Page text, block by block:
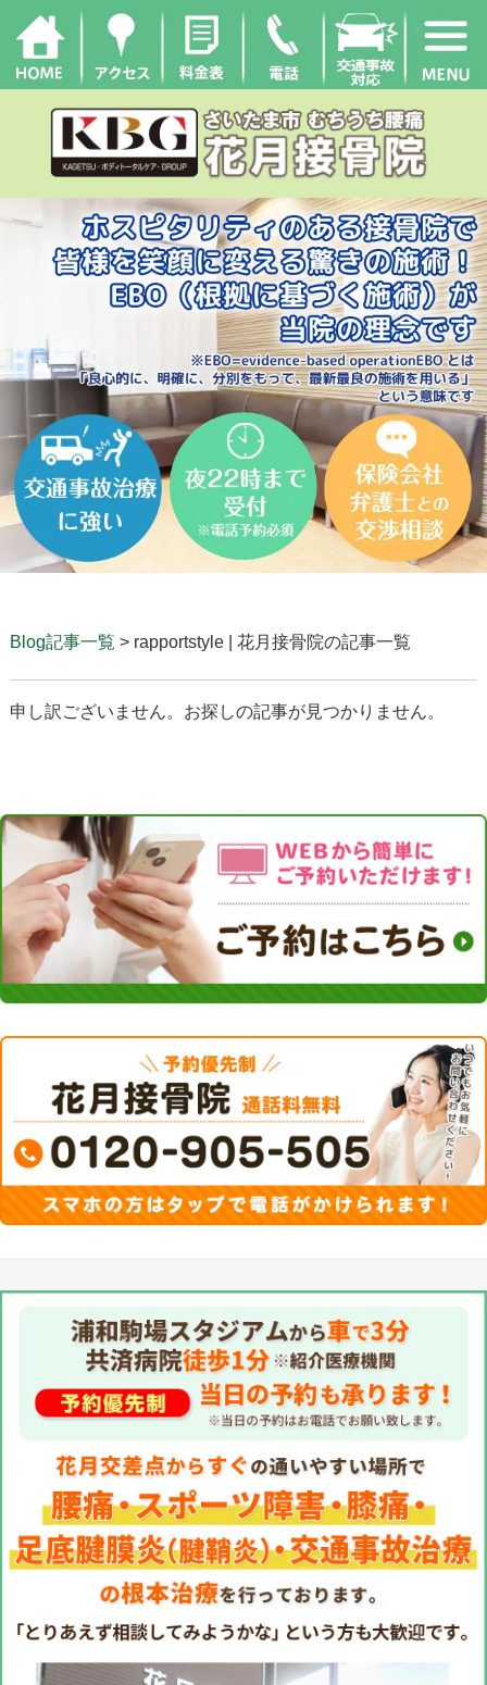
Blog記事一覧 > rapportstyle | 花月接骨院の記事一覧
申し訳ございません。お探しの記事が見つかりません。